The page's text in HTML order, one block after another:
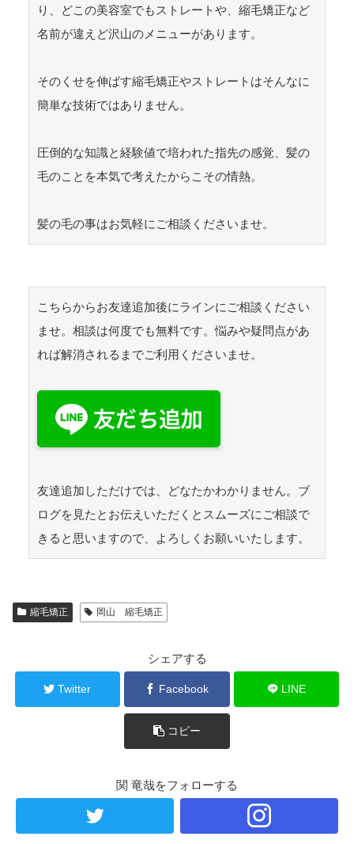
り、どこの美容室でもストレートや、縮毛矯正など
名前が違えど沢山のメニューがあります。
そのくせを伸ばす縮毛矯正やストレートはそんなに
簡単な技術ではありません。
圧倒的な知識と経験値で培われた指先の感覚、髪の
毛のことを本気で考えたからこその情熱。
髪の毛の事はお気軽にご相談くださいませ。
こちらからお友達追加後にラインにご相談ください
ませ。相談は何度でも無料です。悩みや疑問点があ
れば解消されるまでご利用くださいませ。
友達追加しただけでは、どなたかわかりません。ブ
ログを見たとお伝えいただくとスムーズにご相談で
きると思いますので、よろしくお願いいたします。
縮毛矯正 岡山 縮毛矯正
シェアする
Twitter Facebook LINE
コピー
関 竜哉をフォローする